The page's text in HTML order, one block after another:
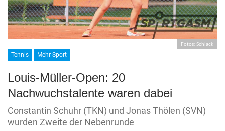
Fotos: Schlack
Tennis Mehr Sport
Louis-Müller-Open: 20
Nachwuchstalente waren dabei
Constantin Schuhr (TKN) und Jonas Thölen (SVN)
wurden Zweite der Nebenrunde